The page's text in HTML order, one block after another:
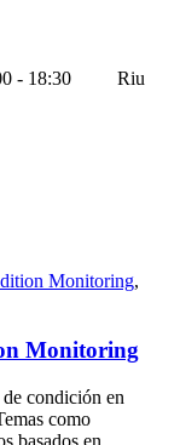
- 18:30
Riu
Monitoring,
Monitoring
condición en
como
basados ​​en